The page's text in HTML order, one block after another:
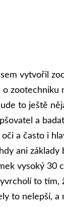
vytvořil
to ještě
a
a často i
ani
vysoký 30
to tím,
to nelepší,